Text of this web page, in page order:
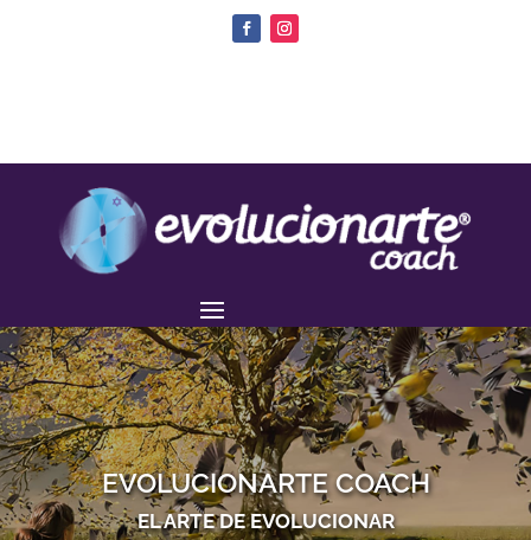
EVOLUCIONARTE COACH
EL ARTE DE EVOLUCIONAR